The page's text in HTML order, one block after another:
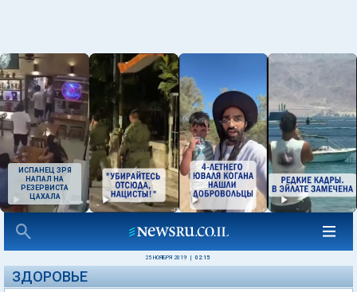
ИСПАНЕЦ ЗРЯ
НАПАЛ НА
РЕЗЕРВИСТА
ЦАХАЛА
25 НОЯБРЯ 2019 02:15
ЗДОРОВЬЕ